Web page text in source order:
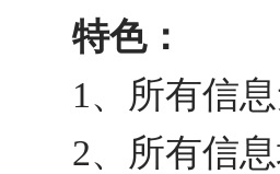
特色：
1、所有信
2、所有信